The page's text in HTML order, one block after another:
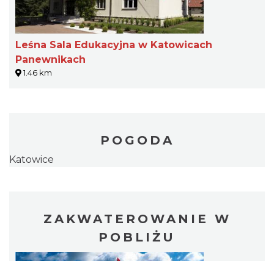
Leśna Sala Edukacyjna w Katowicach
Panewnikach
1.46 km
POGODA
Katowice
ZAKWATEROWANIE W
POBLIŻU